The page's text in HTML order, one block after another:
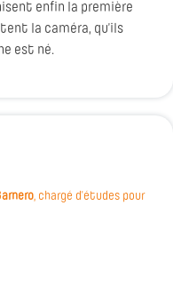
enfin la première
la caméra, qu’ils
est né.
, chargé d’études pour